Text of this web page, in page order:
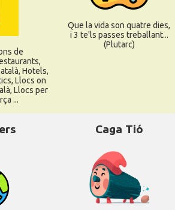
de
Hotels,
Llocs on
Llocs per
...
Que la vida son quatre dies,
i 3 te'ls passes treballant...
(Plutarc)
Caga Tió